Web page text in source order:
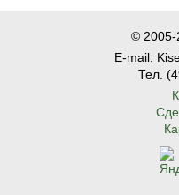
© 2005-
E-mail:
Тел.